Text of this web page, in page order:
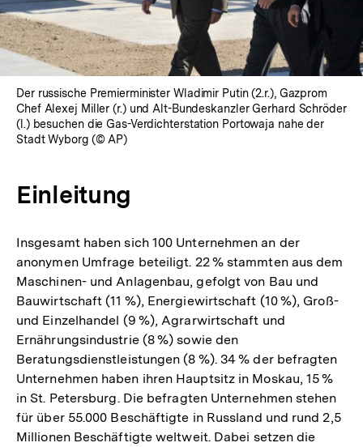
Der russische Premierminister Wladimir Putin (2.r.), Gazprom
Chef Alexej Miller (r.) und Alt-Bundeskanzler Gerhard Schröder
(l.) besuchen die Gas-Verdichterstation Portowaja nahe der
Stadt Wyborg (© AP)
Einleitung
Insgesamt haben sich 100 Unternehmen an der
anonymen Umfrage beteiligt. 22 % stammten aus dem
Maschinen- und Anlagenbau, gefolgt von Bau und
Bauwirtschaft (11 %), Energiewirtschaft (10 %), Groß-
und Einzelhandel (9 %), Agrarwirtschaft und
Ernährungsindustrie (8 %) sowie den
Beratungsdienstleistungen (8 %). 34 % der befragten
Unternehmen haben ihren Hauptsitz in Moskau, 15 %
in St. Petersburg. Die befragten Unternehmen stehen
für über 55.000 Beschäftigte in Russland und rund 2,5
Millionen Beschäftigte weltweit. Dabei setzen die